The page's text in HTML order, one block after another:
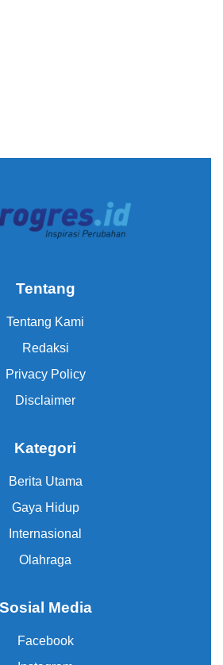
Tentang
Tentang Kami
Redaksi
Privacy Policy
Disclaimer
Kategori
Berita Utama
Gaya Hidup
Internasional
Olahraga
Sosial Media
Facebook